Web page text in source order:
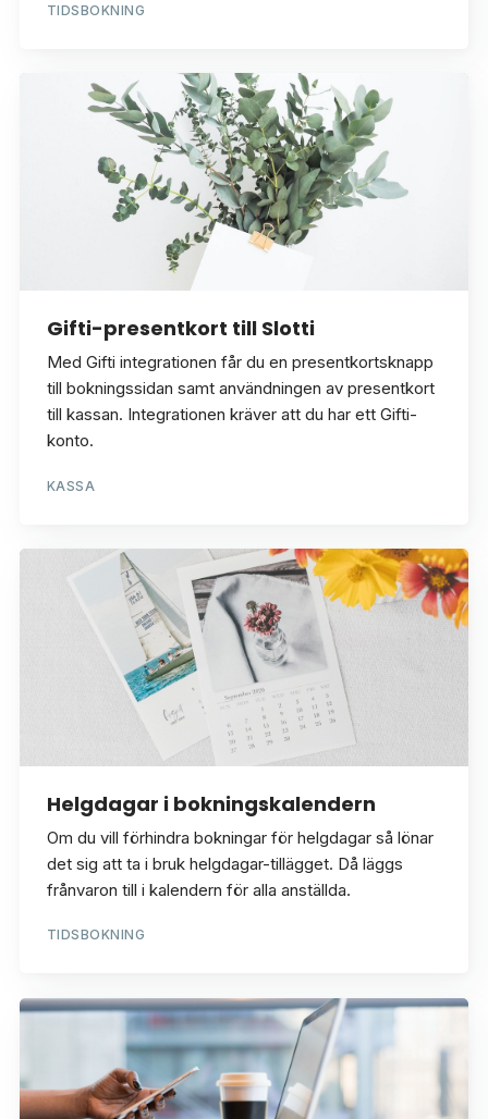
TIDSBOKNING
Gifti-presentkort till Slotti
Med Gifti integrationen får du en presentkortsknapp
till bokningssidan samt användningen av presentkort
till kassan. Integrationen kräver att du har ett Gifti-
konto.
KASSA
Helgdagar i bokningskalendern
Om du vill förhindra bokningar för helgdagar så lönar
det sig att ta i bruk helgdagar-tillägget. Då läggs
frånvaron till i kalendern för alla anställda.
TIDSBOKNING